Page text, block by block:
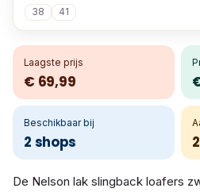
38 41
Laagste prijs
€ 69,99
Beschikbaar bij
2 shops 2
De Nelson lak slingback loafers